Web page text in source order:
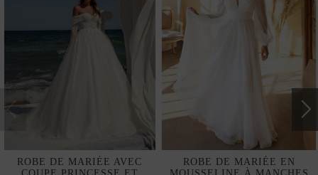
ROBE DE MARIÉE AVEC
ROBE DE MARIÉE EN